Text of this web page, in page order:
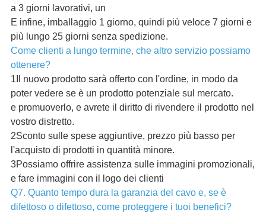
a 3 giorni lavorativi, un
E infine, imballaggio 1 giorno, quindi più veloce 7 giorni e
più lungo 25 giorni senza spedizione.
Come clienti a lungo termine, che altro servizio possiamo
ottenere?
1Il nuovo prodotto sarà offerto con l'ordine, in modo da
poter vedere se è un prodotto potenziale sul mercato.
e promuoverlo, e avrete il diritto di rivendere il prodotto nel
vostro distretto.
2Sconto sulle spese aggiuntive, prezzo più basso per
l'acquisto di prodotti in quantità minore.
3Possiamo offrire assistenza sulle immagini promozionali,
e fare immagini con il logo dei clienti
Q7. Quanto tempo dura la garanzia del cavo e, se è
difettoso o difettoso, come proteggere i tuoi benefici?